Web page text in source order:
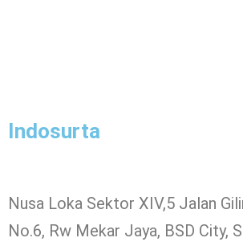
Indosurta
Nusa Loka Sektor XIV,5 Jalan
No.6, Rw Mekar Jaya, BSD City,